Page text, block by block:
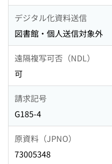
デジタル化資料送信
図書館・個人送信対象外
遠隔複写可否（NDL）
可
請求記号
G185-4
原資料（JPNO）
73005348